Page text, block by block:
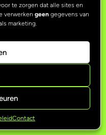
te zorgen dat alle sites en
verwerken geen gegevens van
marketing.
Contact